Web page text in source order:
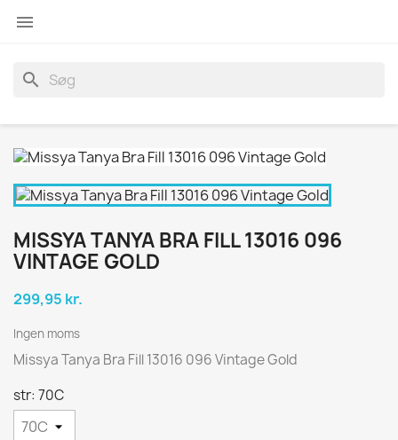

search
MISSYA TANYA BRA FILL 13016 096
VINTAGE GOLD
299,95 kr.
Ingen moms
Missya Tanya Bra Fill 13016 096 Vintage Gold
str: 70C